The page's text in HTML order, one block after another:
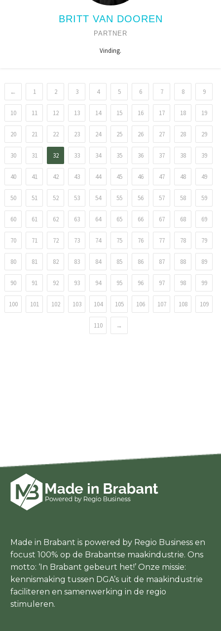
BRITT VAN DOOREN
PARTNER
Vinding.
← 1 2 3 4 5 6 7 8 9
10 11 12 13 14 15 16 17 18 19
20 21 22 23 24 25 26 27 28 29
30 31 32 33 34 35 36 37 38 39
40 41 42 43 44 45 46 47 48 49
50 51 52 53 54 55 56 57 58 59
60 61 62 63 64 65 66 67 68 69
70 71 72 73 74 75 76 77 78 79
80 81 82 83 84 85 86 87 88 89
90 91 92 93 94 95 96 97 98 99
100 101 102 103 104 105 106 107 108 109
110 →
Made in Brabant is powered by Regio Business en
focust 100% op de Brabantse maakindustrie. Ons
motto: ‘In Brabant gebeurt het!’ Onze missie:
kennismaking tussen DGA’s uit de maakindustrie
faciliteren en samenwerking in de regio
stimuleren.